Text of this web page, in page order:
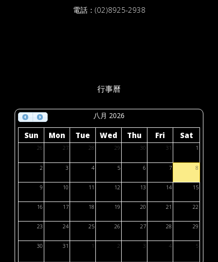
電話：(02)8925-2938
行事曆
八月 2026
Sun Mon Tue Wed Thu Fri Sat
26 27 28 29 30 31 1
2 3 4 5 6 7 8
9 10 11 12 13 14 15
16 17 18 19 20 21 22
23 24 25 26 27 28 29
30 31 1 2 3 4 5